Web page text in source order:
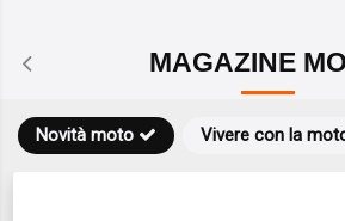
MAGAZINE
Novità moto Vivere con la